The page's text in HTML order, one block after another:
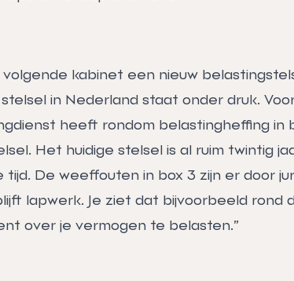
kabinet een nieuw
in Nederland staat onder druk.
heeft rondom belastingheffing in
Het huidige stelsel is al ruim twintig
tijd. De weeffouten in box 3 zijn er door
lapwerk. Je ziet dat bijvoorbeeld rond
over je vermogen te belasten.”